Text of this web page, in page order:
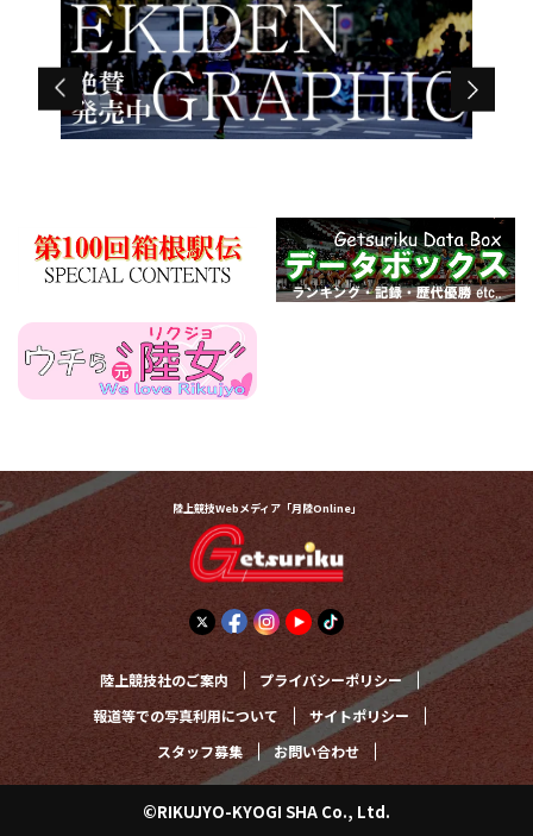
陸上競技Webメディア「月陸Online」
陸上競技社のご案内 プライバシーポリシー
報道等での写真利用について サイトポリシー
スタッフ募集 お問い合わせ
©RIKUJYO-KYOGI SHA Co., Ltd.